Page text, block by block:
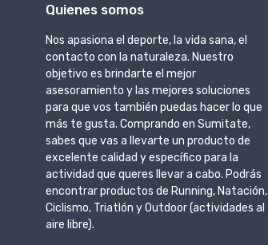
Quienes somos
Nos apasiona el deporte, la vida sana, el
contacto con la naturaleza. Nuestro
objetivo es brindarte el mejor
asesoramiento y las mejores soluciones
para que vos también puedas hacer lo que
más te gusta. Comprando en Sumitate,
sabes que vas a llevarte un producto de
excelente calidad y específico para la
actividad que queres llevar a cabo. Podrás
encontrar productos de Running, Natación,
Ciclismo, Triatlón y Outdoor (actividades al
aire libre).